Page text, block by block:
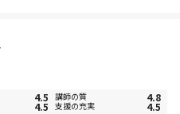
4.5 講師の質 4.8
4.5 支援の充実 4.5